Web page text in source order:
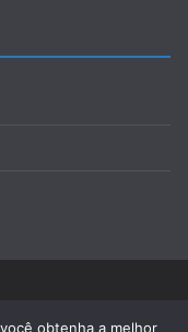
. Todos os
obtenha a melhor